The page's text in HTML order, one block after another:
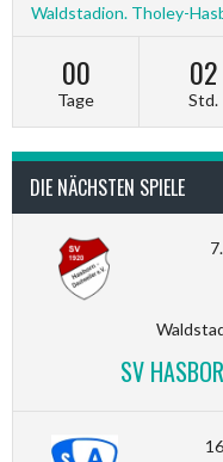
Waldstadion. Tholey-
00
Tage
02
Std.
DIE NÄCHSTEN SPIELE
SV